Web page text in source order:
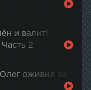
и валит!
2
оживил за